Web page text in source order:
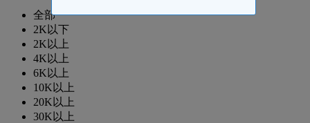
全部
2K以下
2K以上
4K以上
6K以上
10K以上
20K以上
30K以上